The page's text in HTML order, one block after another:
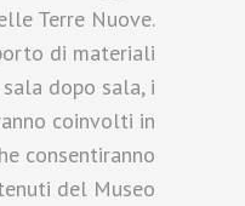
Terre Nuove.
di materiali
dopo sala, i
coinvolti in
consentiranno
del Museo